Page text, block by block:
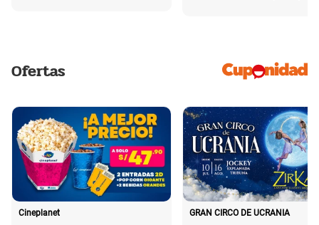
Ofertas
Cineplanet GRAN CIRCO DE UCRANIA